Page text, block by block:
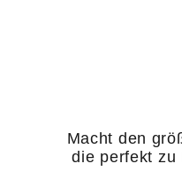
Macht den
die perfekt zu